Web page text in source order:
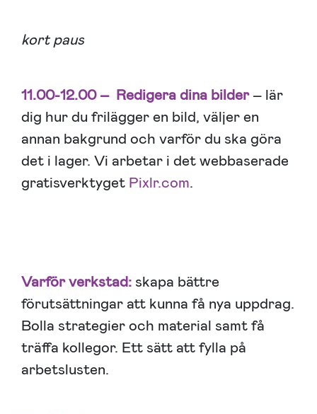
kort paus
11.00-12.00 – Redigera dina bilder– lär
dig hur du frilägger en bild, väljer en
annan bakgrund och varför du ska göra
det i lager. Vi arbetar i det webbaserade
gratisverktyget Pixlr.com.
Varför verkstad:skapa bättre
förutsättningar att kunna få nya uppdrag.
Bolla strategier och material samt få
träffa kollegor. Ett sätt att fylla på
arbetslusten.